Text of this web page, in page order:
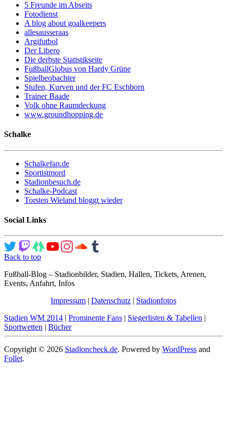
5 Freunde im Abseits
Fotodienst
A blog about goalkeepers
allesausseraas
Argifutbol
Der Libero
Die derbste Statistikseite
FußballGlobus von Hardy Grüne
Spielbeobachter
Stufen, Kurven und der FC Eschborn
Trainer Baade
Volk ohne Raumdeckung
www.groundhopping.de
Schalke
Schalkefan.de
Sportistmord
Stadionbesuch.de
Schalke-Podcast
Torsten Wieland bloggt wieder
Social Links
Back to top
Fußball-Blog – Stadionbilder, Stadien, Hallen, Tickets, Arenen,
Events, Anfahrt, Infos
Impressum | Datenschutz | Stadionfotos
Stadien WM 2014 | Prominente Fans | Siegerlisten & Tabellen |
Sportwetten | Bücher
Copyright © 2026 Stadioncheck.de. Powered by WordPress and
Follet.